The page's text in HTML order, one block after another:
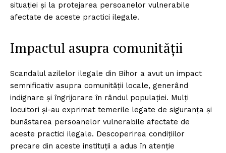
situației și la protejarea persoanelor vulnerabile
afectate de aceste practici ilegale.
Impactul asupra comunității
Scandalul azilelor ilegale din Bihor a avut un impact
semnificativ asupra comunității locale, generând
indignare și îngrijorare în rândul populației. Mulți
locuitori și-au exprimat temerile legate de siguranța și
bunăstarea persoanelor vulnerabile afectate de
aceste practici ilegale. Descoperirea condițiilor
precare din aceste instituții a adus în atenție